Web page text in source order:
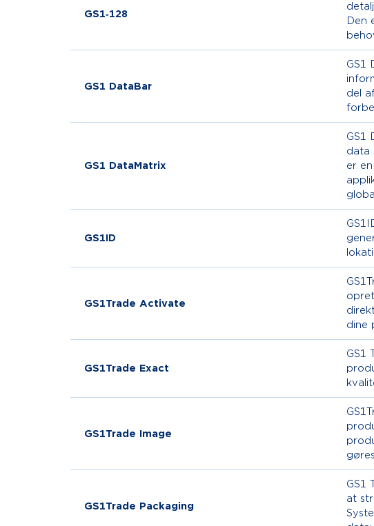
GS1‑128
Den
GS1 DataBar
GS1
del
GS1 DataMatrix
GS1
data
er
GS1ID
GS1Trade Activate
dine
GS1Trade Exact
GS1
GS1Trade Image
GS1Trade Packaging
GS1
at